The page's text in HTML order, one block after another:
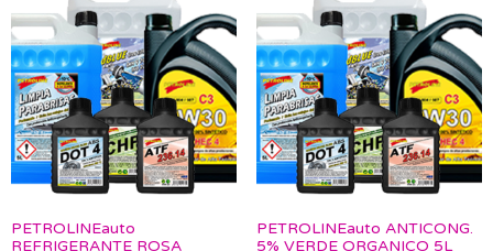
PETROLINEauto
REFRIGERANTE ROSA
PETROLINEauto ANTICONG.
5% VERDE ORGANICO 5L